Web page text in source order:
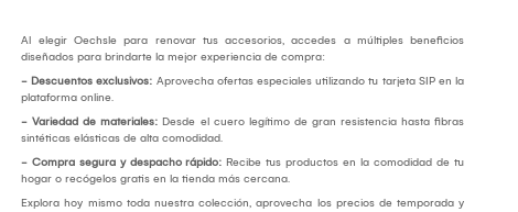
Al elegir Oechsle para renovar tus accesorios, accedes a múltiples beneficios
diseñados para brindarte la mejor experiencia de compra:
- Descuentos exclusivos: Aprovecha ofertas especiales utilizando tu tarjeta SIP en la
plataforma online.
- Variedad de materiales: Desde el cuero legítimo de gran resistencia hasta fibras
sintéticas elásticas de alta comodidad.
- Compra segura y despacho rápido: Recibe tus productos en la comodidad de tu
hogar o recógelos gratis en la tienda más cercana.
Explora hoy mismo toda nuestra colección, aprovecha los precios de temporada y